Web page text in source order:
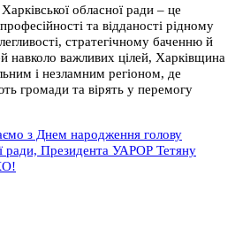
обласної ради – це
та відданості рідному
стратегічному баченню й
навколо важливих цілей, Харківщина
і незламним регіоном, де
громади та вірять у перемогу
з Днем народження голову
ради, Президента УАРОР Тетяну